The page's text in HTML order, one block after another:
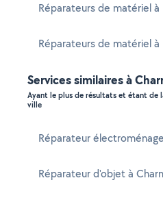
Réparateurs de matériel à
Réparateurs de matériel à
Services similaires à
Ayant le plus de résultats et étant de
ville
Réparateur
Réparateur d'objet à